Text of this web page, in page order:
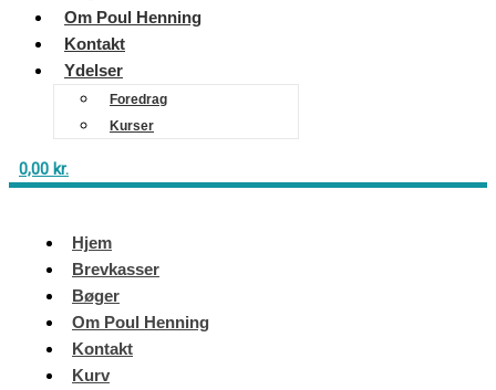
Om Poul Henning
Kontakt
Ydelser
Foredrag
Kurser
0,00 kr.
Hjem
Brevkasser
Bøger
Om Poul Henning
Kontakt
Kurv